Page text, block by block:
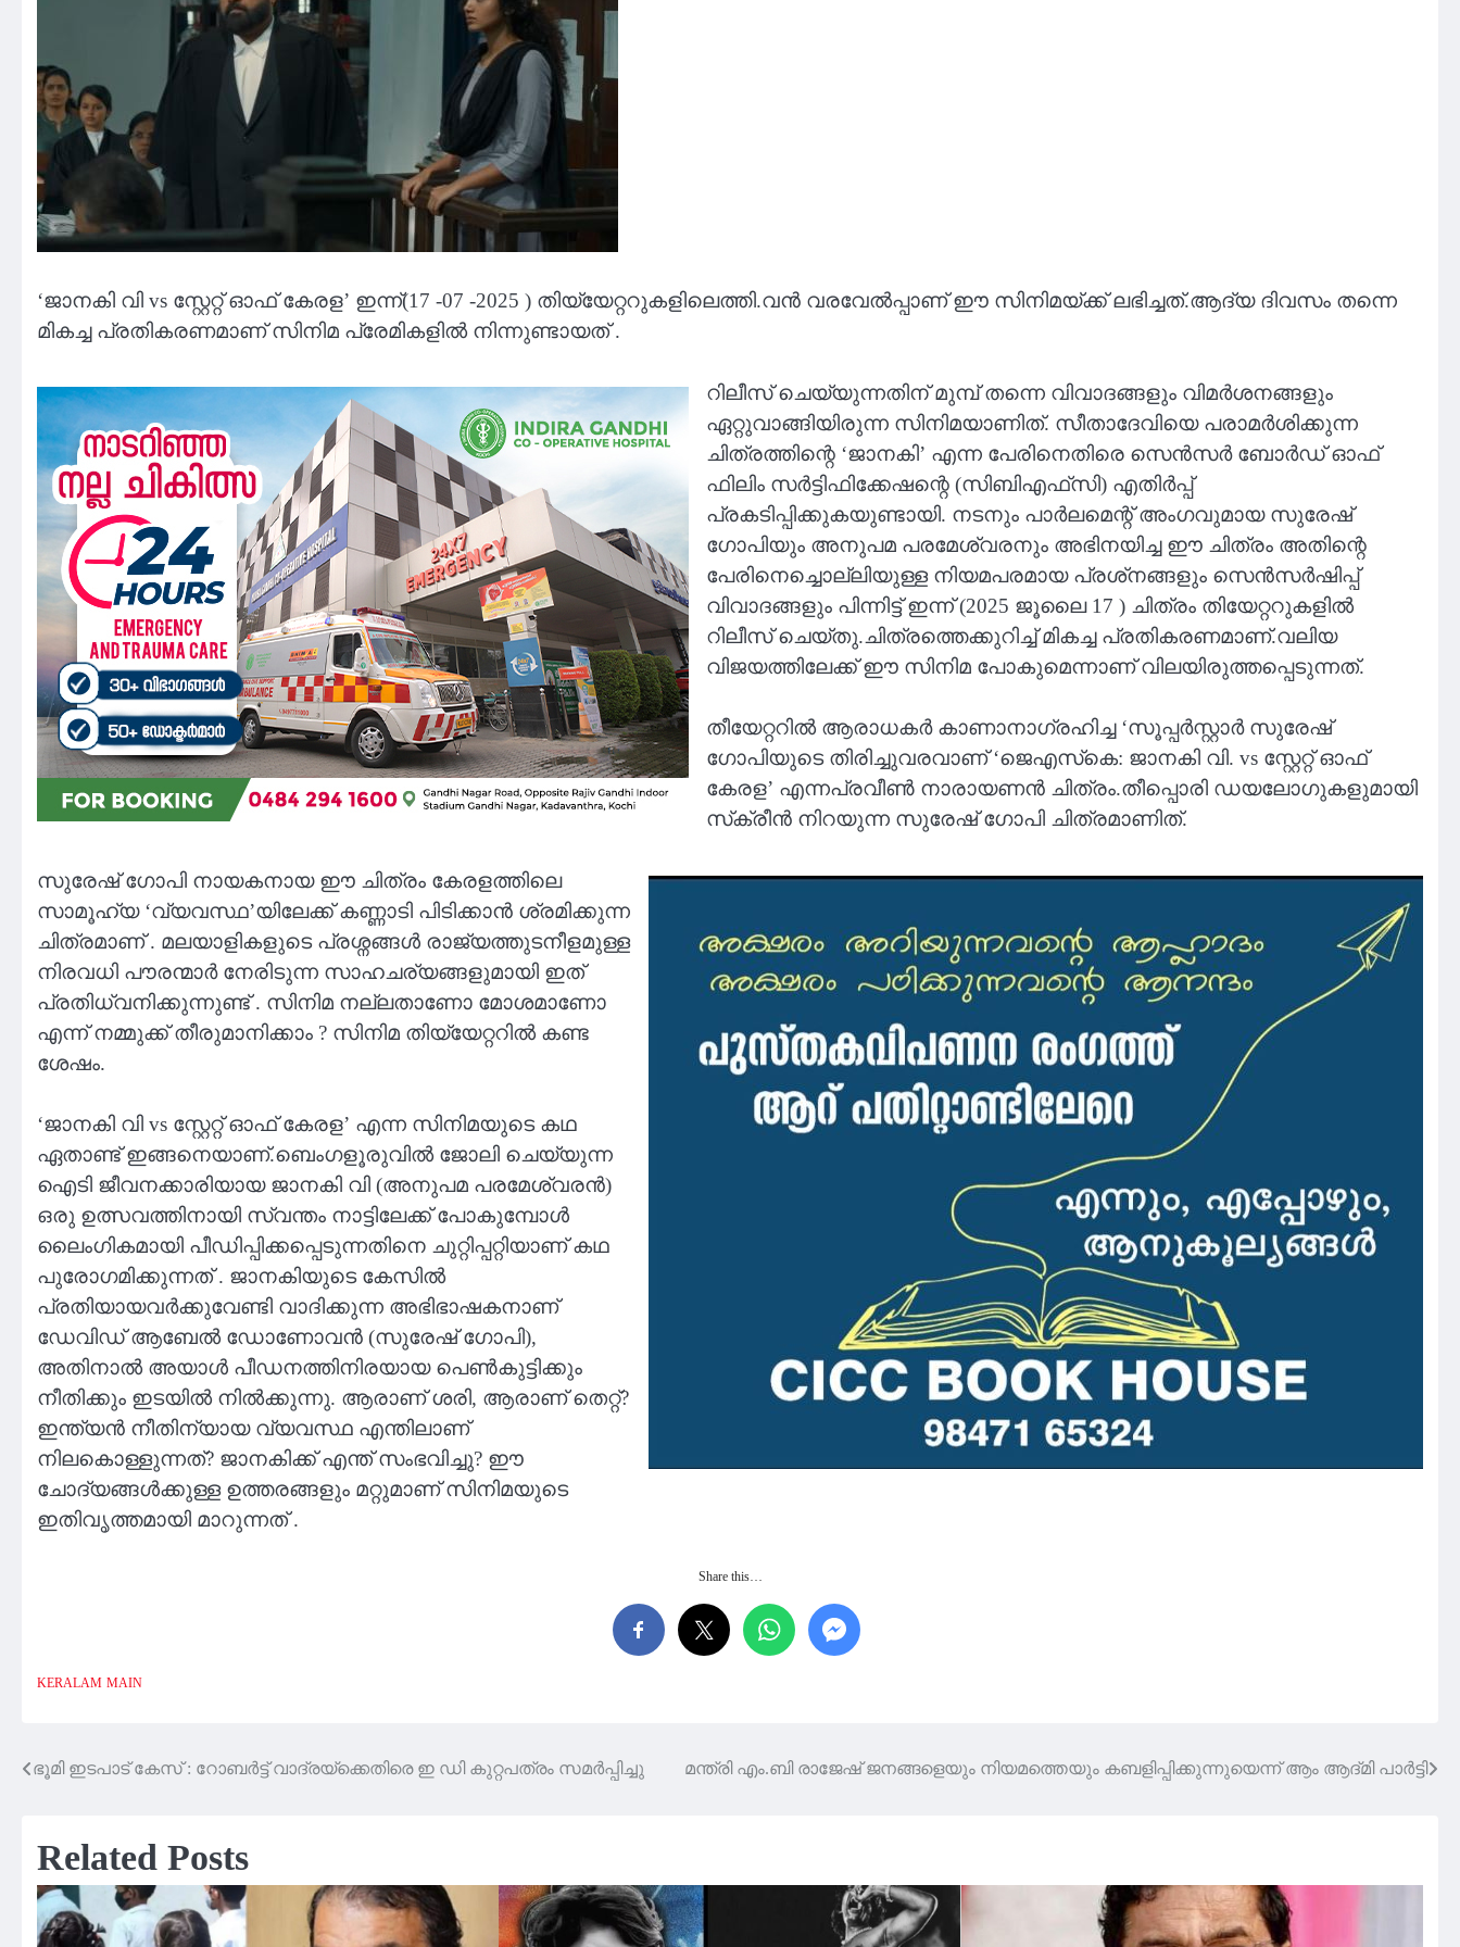
‘ജാനകി വി vs സ്റ്റേറ്റ് ഓഫ് കേരള’ ഇന്ന്(17 -07 -2025 ) തിയ്യേറ്ററുകളിലെത്തി.വൻ വരവേൽപ്പാണ് ഈ സിനിമയ്ക്ക് ലഭിച്ചത്.ആദ്യ ദിവസം തന്നെ
മികച്ച പ്രതികരണമാണ് സിനിമ പ്രേമികളിൽ നിന്നുണ്ടായത് .
റിലീസ് ചെയ്യുന്നതിന് മുമ്പ് തന്നെ വിവാദങ്ങളും വിമർശനങ്ങളും
ഏറ്റുവാങ്ങിയിരുന്ന സിനിമയാണിത്. സീതാദേവിയെ പരാമർശിക്കുന്ന
ചിത്രത്തിന്റെ ‘ജാനകി’ എന്ന പേരിനെതിരെ സെൻസർ ബോർഡ് ഓഫ്
ഫിലിം സർട്ടിഫിക്കേഷന്റെ (സിബിഎഫ്‌സി) എതിർപ്പ്
പ്രകടിപ്പിക്കുകയുണ്ടായി. നടനും പാർലമെന്റ് അംഗവുമായ സുരേഷ്
ഗോപിയും അനുപമ പരമേശ്വരനും അഭിനയിച്ച ഈ ചിത്രം അതിന്റെ
പേരിനെച്ചൊല്ലിയുള്ള നിയമപരമായ പ്രശ്‌നങ്ങളും സെൻസർഷിപ്പ്
വിവാദങ്ങളും പിന്നിട്ട് ഇന്ന് (2025 ജൂലൈ 17 ) ചിത്രം തിയേറ്ററുകളിൽ
റിലീസ് ചെയ്തു.ചിത്രത്തെക്കുറിച്ച് മികച്ച പ്രതികരണമാണ്.വലിയ
വിജയത്തിലേക്ക് ഈ സിനിമ പോകുമെന്നാണ് വിലയിരുത്തപ്പെടുന്നത്.
തീയേറ്ററില്‍ ആരാധകര്‍ കാണാനാഗ്രഹിച്ച ‘സൂപ്പര്‍സ്റ്റാര്‍ സുരേഷ്
ഗോപിയുടെ തിരിച്ചുവരവാണ് ‘ജെഎസ്‌കെ: ജാനകി വി. vs സ്റ്റേറ്റ് ഓഫ്
കേരള’ എന്നപ്രവീണ്‍ നാരായണന്‍ ചിത്രം.തീപ്പൊരി ഡയലോഗുകളുമായി
സ്‌ക്രീന്‍ നിറയുന്ന സുരേഷ് ഗോപി ചിത്രമാണിത്.
സുരേഷ് ഗോപി നായകനായ ഈ ചിത്രം കേരളത്തിലെ
സാമൂഹ്യ ‘വ്യവസ്ഥ’യിലേക്ക് കണ്ണാടി പിടിക്കാൻ ശ്രമിക്കുന്ന
ചിത്രമാണ് . മലയാളികളുടെ പ്രശ്നങ്ങൾ രാജ്യത്തുടനീളമുള്ള
നിരവധി പൗരന്മാർ നേരിടുന്ന സാഹചര്യങ്ങളുമായി ഇത്
പ്രതിധ്വനിക്കുന്നുണ്ട് . സിനിമ നല്ലതാണോ മോശമാണോ
എന്ന് നമ്മുക്ക് തീരുമാനിക്കാം ? സിനിമ തിയ്യേറ്ററിൽ കണ്ട
ശേഷം.
‘ജാനകി വി vs സ്റ്റേറ്റ് ഓഫ് കേരള’ എന്ന സിനിമയുടെ കഥ
ഏതാണ്ട് ഇങ്ങനെയാണ്.ബെംഗളൂരുവിൽ ജോലി ചെയ്യുന്ന
ഐടി ജീവനക്കാരിയായ ജാനകി വി (അനുപമ പരമേശ്വരൻ)
ഒരു ഉത്സവത്തിനായി സ്വന്തം നാട്ടിലേക്ക് പോകുമ്പോൾ
ലൈംഗികമായി പീഡിപ്പിക്കപ്പെടുന്നതിനെ ചുറ്റിപ്പറ്റിയാണ് കഥ
പുരോഗമിക്കുന്നത് . ജാനകിയുടെ കേസിൽ
പ്രതിയായവർക്കുവേണ്ടി വാദിക്കുന്ന അഭിഭാഷകനാണ്
ഡേവിഡ് ആബേൽ ഡോണോവൻ (സുരേഷ് ഗോപി),
അതിനാൽ അയാൾ പീഡനത്തിനിരയായ പെൺകുട്ടിക്കും
നീതിക്കും ഇടയിൽ നിൽക്കുന്നു. ആരാണ് ശരി, ആരാണ് തെറ്റ്?
ഇന്ത്യൻ നീതിന്യായ വ്യവസ്ഥ എന്തിലാണ്
നിലകൊള്ളുന്നത്? ജാനകിക്ക് എന്ത് സംഭവിച്ചു? ഈ
ചോദ്യങ്ങൾക്കുള്ള ഉത്തരങ്ങളും മറ്റുമാണ് സിനിമയുടെ
ഇതിവൃത്തമായി മാറുന്നത് .
Share this…
KERALAM MAIN
Post
ഭൂമി ഇടപാട് കേസ് : റോബർട്ട് വാദ്രയ്‌ക്കെതിരെ ഇ ഡി കുറ്റപത്രം സമർപ്പിച്ചു മന്ത്രി എം.ബി രാജേഷ് ജനങ്ങളെയും നിയമത്തെയും കബളിപ്പിക്കുന്നുയെന്ന് ആം ആദ്‌മി പാർട്ടി
Related Posts